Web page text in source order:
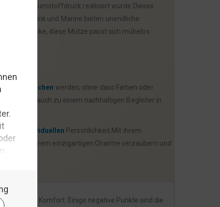
Schaumstoffdruck realisiert wurde.Dieses
Pink und Marine bieten unendliche
Jacke, diese Mütze passt sich mühelos
gewaschen werden, ohne dass Farben oder
sondern auch zu einem nachhaltigen Begleiter in
individuellen Persönlichkeit.Mit ihrem
dich von ihrem einzigartigen Charme verzaubern und
und Komfort. Einige negative Punkte sind die